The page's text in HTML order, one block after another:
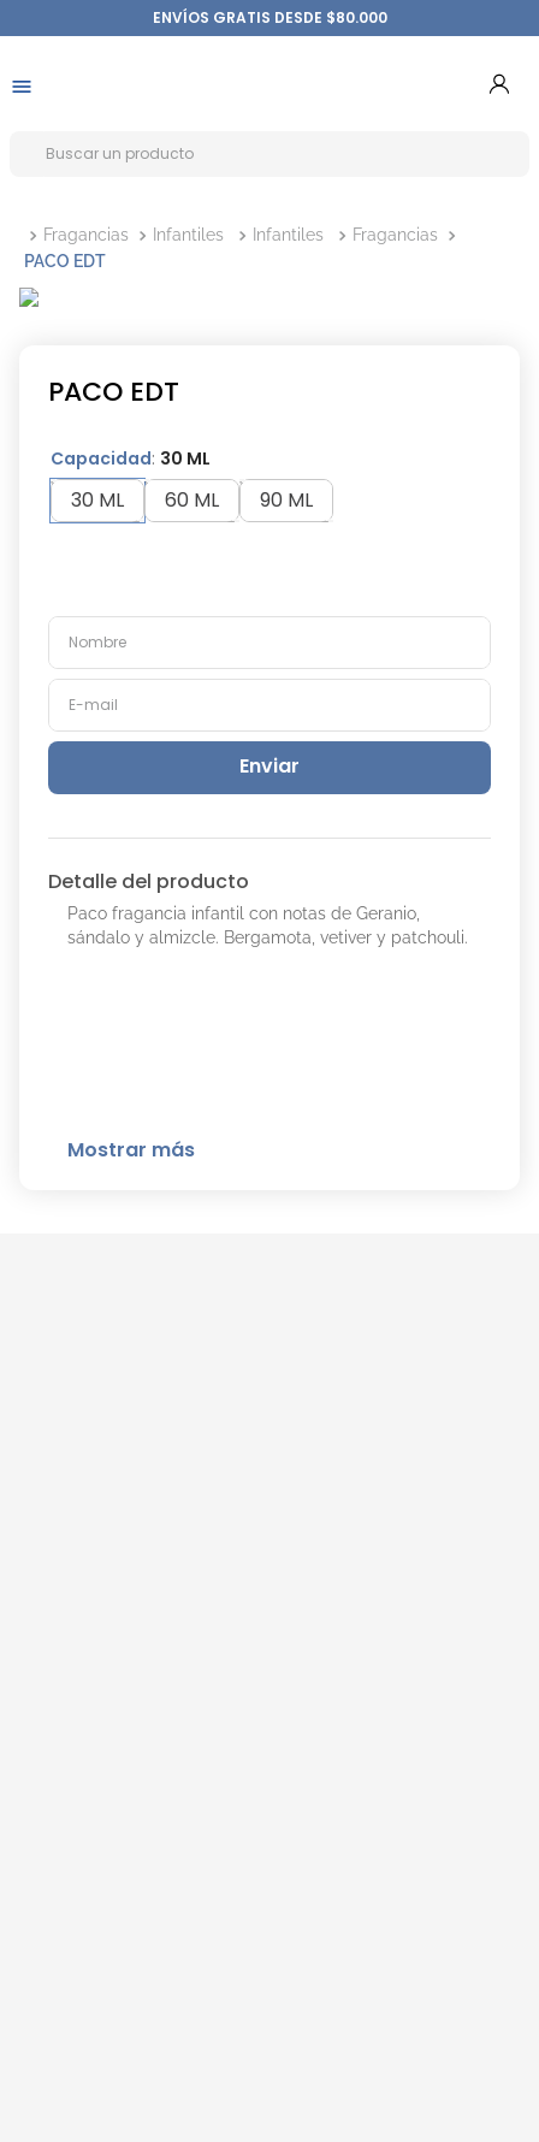
ENVÍOS GRATIS DESDE $80.000
Fragancias Infantiles Infantiles
Fragancias
PACO EDT
PACO EDT
Capacidad: 30 ML
30 ML 60 ML 90 ML
Enviar
Detalle del producto
Paco fragancia infantil con notas de Geranio,
sándalo y almizcle. Bergamota, vetiver y patchouli.
Mostrar más